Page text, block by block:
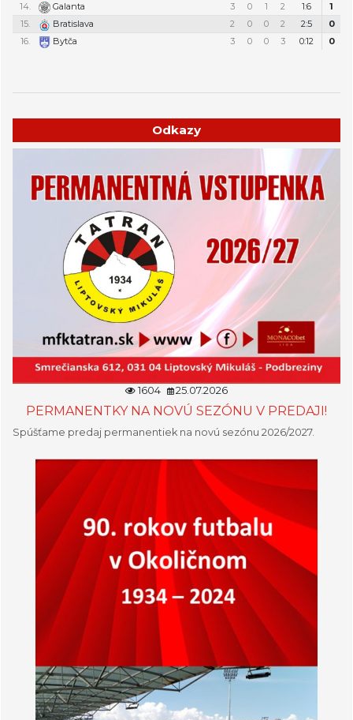
14.
Galanta 3 0 1 2 1:6
1
15.
Bratislava 2 0 0 2 2:5
0
16.
Bytča 3 0 0 3 0:12 0
Odkazy
1604 25.07.2026
PERMANENTKY NA NOVÚ SEZÓNU V PREDAJI!
Spúšťame predaj permanentiek na novú sezónu 2026/2027.